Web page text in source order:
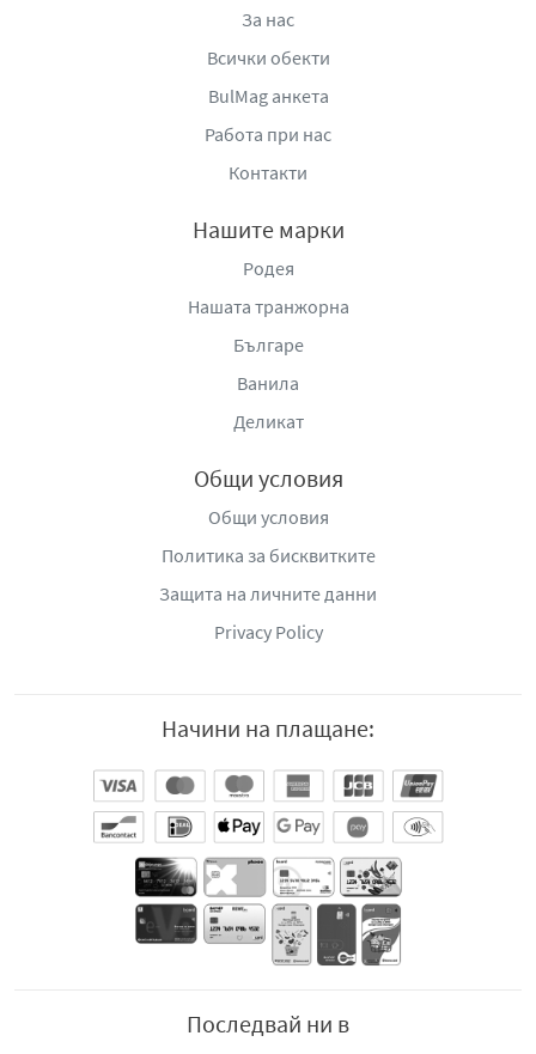
За нас
Всички обекти
BulMag анкета
Работа при нас
Контакти
Нашите марки
Родея
Нашата транжорна
Българе
Ванила
Деликат
Общи условия
Общи условия
Политика за бисквитките
Защита на личните данни
Privacy Policy
Начини на плащане:
Последвай ни в